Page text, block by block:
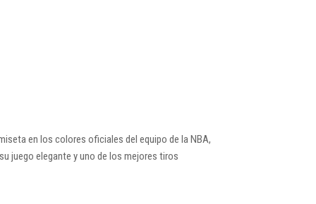
en los colores oficiales del equipo de la NBA,
juego elegante y uno de los mejores tiros